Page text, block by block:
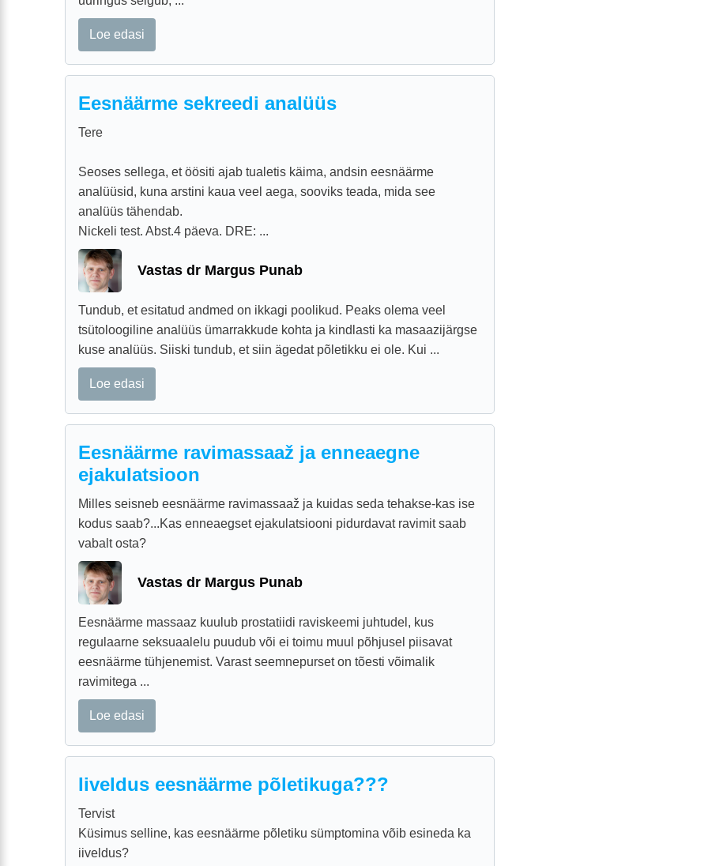
Loe edasi
Eesnäärme sekreedi analüüs
Tere
Seoses sellega, et öösiti ajab tualetis käima, andsin eesnäärme
analüüsid, kuna arstini kaua veel aega, sooviks teada, mida see
analüüs tähendab.
Nickeli test. Abst.4 päeva. DRE: ...
Vastas dr Margus Punab
Tundub, et esitatud andmed on ikkagi poolikud. Peaks olema veel
tsütoloogiline analüüs ümarrakkude kohta ja kindlasti ka masaazijärgse
kuse analüüs. Siiski tundub, et siin ägedat põletikku ei ole. Kui ...
Loe edasi
Eesnäärme ravimassaaž ja enneaegne
ejakulatsioon
Milles seisneb eesnäärme ravimassaaž ja kuidas seda tehakse-kas ise
kodus saab?...Kas enneaegset ejakulatsiooni pidurdavat ravimit saab
vabalt osta?
Vastas dr Margus Punab
Eesnäärme massaaz kuulub prostatiidi raviskeemi juhtudel, kus
regulaarne seksuaalelu puudub või ei toimu muul põhjusel piisavat
eesnäärme tühjenemist. Varast seemnepurset on tõesti võimalik
ravimitega ...
Loe edasi
Iiveldus eesnäärme põletikuga???
Tervist
Küsimus selline, kas eesnäärme põletiku sümptomina võib esineda ka
iiveldus?